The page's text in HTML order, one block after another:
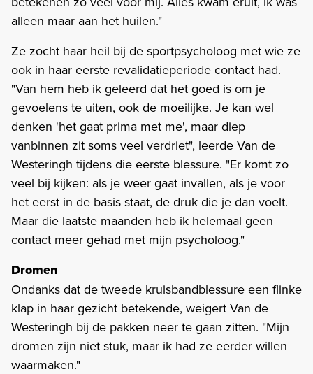
alleen maar aan het huilen."
Ze zocht haar heil bij de sportpsycholoog met wie ze
ook in haar eerste revalidatieperiode contact had.
"Van hem heb ik geleerd dat het goed is om je
gevoelens te uiten, ook de moeilijke. Je kan wel
denken 'het gaat prima met me', maar diep
vanbinnen zit soms veel verdriet", leerde Van de
Westeringh tijdens die eerste blessure. "Er komt zo
veel bij kijken: als je weer gaat invallen, als je voor
het eerst in de basis staat, de druk die je dan voelt.
Maar die laatste maanden heb ik helemaal geen
contact meer gehad met mijn psycholoog."
Dromen
Ondanks dat de tweede kruisbandblessure een flinke
klap in haar gezicht betekende, weigert Van de
Westeringh bij de pakken neer te gaan zitten. "Mijn
dromen zijn niet stuk, maar ik had ze eerder willen
waarmaken."